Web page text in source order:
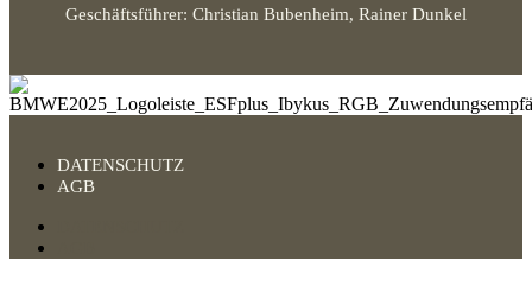
Geschäftsführer: Christian Bubenheim, Rainer Dunkel
DATENSCHUTZ
AGB